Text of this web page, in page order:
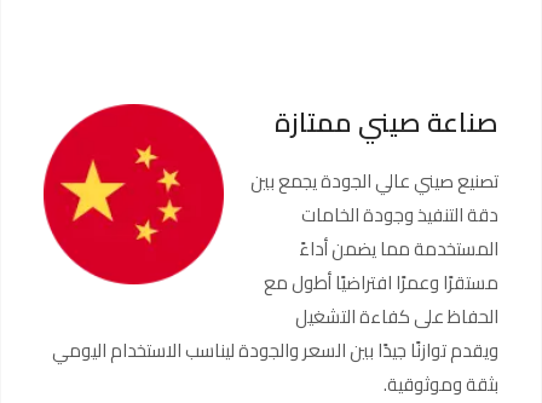
صناعة صيني ممتازة
تصنيع صيني عالي الجودة يجمع بين
دقة التنفيذ وجودة الخامات
المستخدمة مما يضمن أداءً
مستقرًا وعمرًا افتراضيًا أطول مع
الحفاظ على كفاءة التشغيل
ويقدم توازنًا جيدًا بين السعر والجودة ليناسب الاستخدام اليومي
بثقة وموثوقية.